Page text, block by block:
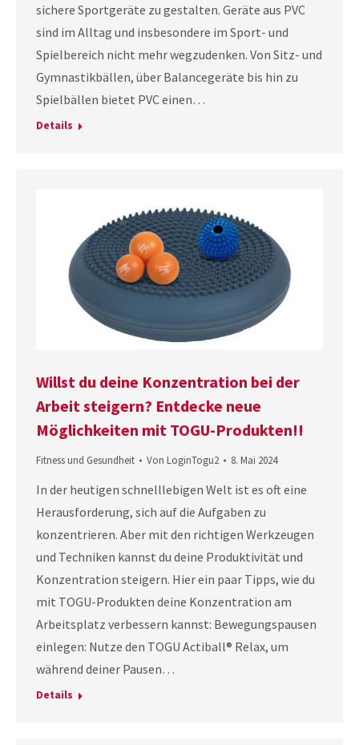
sichere Sportgeräte zu gestalten. Geräte aus PVC
sind im Alltag und insbesondere im Sport- und
Spielbereich nicht mehr wegzudenken. Von Sitz- und
Gymnastikbällen, über Balancegeräte bis hin zu
Spielbällen bietet PVC einen…
Details
Willst du deine Konzentration bei der
Arbeit steigern? Entdecke neue
Möglichkeiten mit TOGU-Produkten!!
Fitness und Gesundheit Von LoginTogu2 8. Mai 2024
In der heutigen schnelllebigen Welt ist es oft eine
Herausforderung, sich auf die Aufgaben zu
konzentrieren. Aber mit den richtigen Werkzeugen
und Techniken kannst du deine Produktivität und
Konzentration steigern. Hier ein paar Tipps, wie du
mit TOGU-Produkten deine Konzentration am
Arbeitsplatz verbessern kannst: Bewegungspausen
einlegen: Nutze den TOGU Actiball® Relax, um
während deiner Pausen…
Details